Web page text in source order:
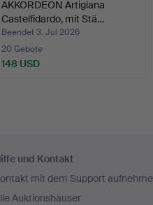
AKKORDEON Artigiana
Castelfidardo, mit Stä…
Beendet 3. Jul 2026
20 Gebote
148 USD
und Kontakt
mit dem Support
Auktionshäuser